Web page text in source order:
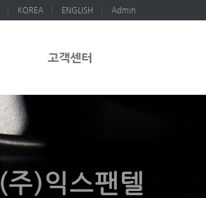
KOREA ENGLISH Admin
고객센터
(주)익스팬텔